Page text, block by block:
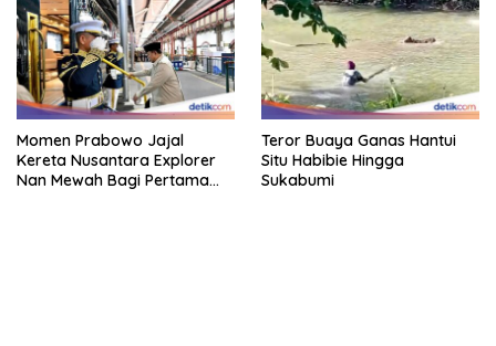
Momen Prabowo Jajal
Kereta Nusantara Explorer
Nan Mewah Bagi Pertama
Teror Buaya Ganas Hantui
Situ Habibie Hingga
Sukabumi